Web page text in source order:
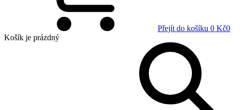
Přejít do košíku 0 Kč0
Košík je prázdný